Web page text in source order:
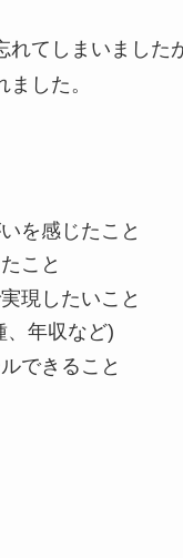
れてしまいました
した。
を感じたこと
こと
現したいこと
、年収など)
できること